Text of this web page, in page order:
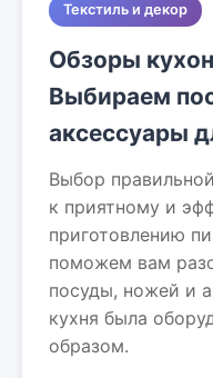
Текстиль и декор
Обзоры
Выбираем
аксессуары
Выбор
к приятному и
приготовлению
поможем вам
посуды, ножей и
кухня была
образом.